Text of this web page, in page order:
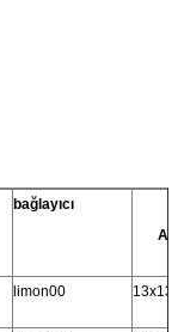
bağlayıcı
limon00